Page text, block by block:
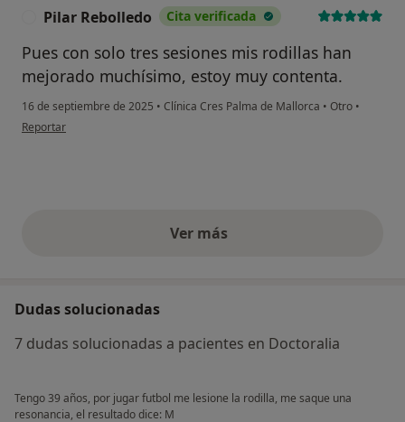
Pilar Rebolledo Cita verificada
Pues con solo tres sesiones mis rodillas han
mejorado muchísimo, estoy muy contenta.
16 de septiembre de 2025 • Clínica Cres Palma de Mallorca • Otro •
en opinión del usuario Pilar Rebolledo
Reportar
Ver másopiniones anteriores
Dudas solucionadas
7 dudas solucionadas a pacientes en Doctoralia
Tengo 39 años, por jugar futbol me lesione la rodilla, me saque una
resonancia, el resultado dice: M